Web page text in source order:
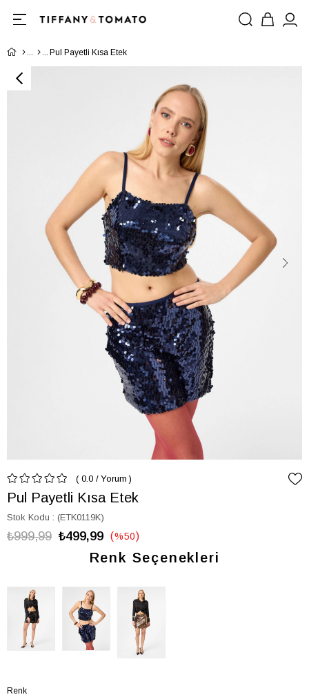
Pul Payetli Kısa Etek
0.0 / Yorum
Pul Payetli Kısa Etek
Stok Kodu (ETK0119K)
₺999,99 ₺499,99 %50
İndirim
Renk Seçenekleri
Renk